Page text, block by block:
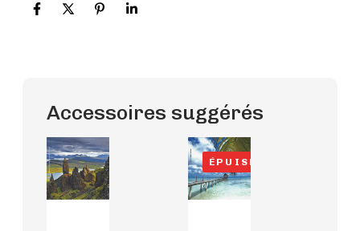
Accessoires suggérés
ÉPUISÉ